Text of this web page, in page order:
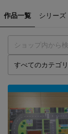
作品一覧 シリーズ